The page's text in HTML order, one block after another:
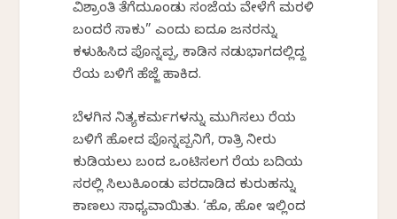
ವಿಶ್ರಾಂತಿ ತೆಗೆದುಕೊಂಡು ಸಂಜೆಯ ವೇಳೆಗೆ ಮರಳಿ
ಬಂದರೆ ಸಾಕು” ಎಂದು ಐದೂ ಜನರನ್ನು
ಕಳುಹಿಸಿದ ಪೊನ್ನಪ್ಪ, ಕಾಡಿನ ನಡುಭಾಗದಲ್ಲಿದ್ದ
ಕೆರೆಯ ಬಳಿಗೆ ಹೆಜ್ಜೆ ಹಾಕಿದ.
ಬೆಳಗಿನ ನಿತ್ಯಕರ್ಮಗಳನ್ನು ಮುಗಿಸಲು ಕೆರೆಯ
ಬಳಿಗೆ ಹೋದ ಪೊನ್ನಪ್ಪನಿಗೆ, ರಾತ್ರಿ ನೀರು
ಕುಡಿಯಲು ಬಂದ ಒಂಟಿಸಲಗ ಕೆರೆಯ ಬದಿಯ
ಕೆಸರಲ್ಲಿ ಸಿಲುಕಿಕೊಂಡು ಪರದಾಡಿದ ಕುರುಹನ್ನು
ಕಾಣಲು ಸಾಧ್ಯವಾಯಿತು. ‘ಹೊ, ಹೋ ಇಲ್ಲಿಂದ